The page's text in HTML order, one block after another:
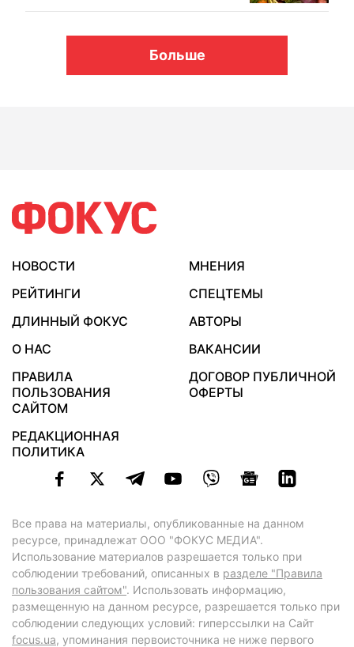
Больше
НОВОСТИ
МНЕНИЯ
РЕЙТИНГИ
СПЕЦТЕМЫ
ДЛИННЫЙ ФОКУС
АВТОРЫ
О НАС
ВАКАНСИИ
ПРАВИЛА
ПОЛЬЗОВАНИЯ
САЙТОМ
ДОГОВОР ПУБЛИЧНОЙ
ОФЕРТЫ
РЕДАКЦИОННАЯ
ПОЛИТИКА
Все права на материалы, опубликованные на данном
ресурсе, принадлежат ООО "ФОКУС МЕДИА".
Использование материалов разрешается только при
соблюдении требований, описанных в разделе "Правила
пользования сайтом". Использовать информацию,
размещенную на данном ресурсе, разрешается только при
соблюдении следующих условий: гиперссылки на Сайт
focus.ua, упоминания первоисточника не ниже первого